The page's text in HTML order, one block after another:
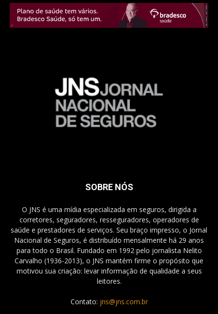
SOBRE NÓS
O JNS é uma mídia especializada em seguros, dirigida a
corretores, seguradores, resseguradores, operadores de
saúde e prestadores de serviços. Seu braço impresso, o Jornal
Nacional de Seguros, é distribuído mensalmente há 29 anos
para todo o Brasil. Fundado em 1992 pelo jornalista Nelito
Carvalho (1936-2013), o JNS mantém firme o propósito que
motivou sua criação: levar informação de qualidade a seus
leitores.
Contato: jns@jns.com.br